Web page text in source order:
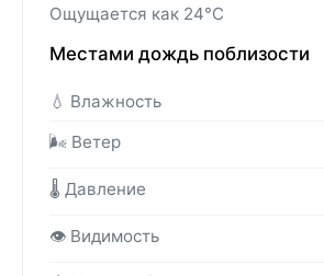
Ощущается как 24°C
Местами дождь поблизости
💧 Влажность
🌬️ Ветер
🌡️ Давление
👁️ Видимость